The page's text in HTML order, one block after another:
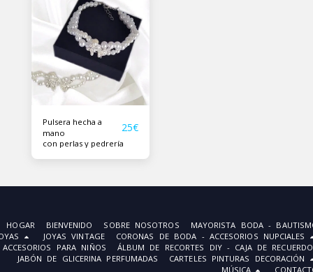
Pulsera hecha a
mano
25€
con perlas y pedrería
HOGAR BIENVENIDO SOBRE NOSOTROS
MAYORISTA BODA -
JOYAS VINTAGE
CORONAS DE BODA - ACCESORIOS NUPCIALES
ACCESORIOS PARA NIÑOS
ÁLBUM DE RECORTES DIY - CAJA DE
JABÓN DE GLICERINA PERFUMADAS
CARTELES PINTURAS DECORACIÓN
MÚSICA